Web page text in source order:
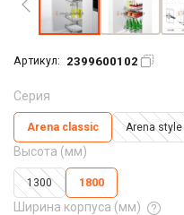
Артикул: 2399600102
Серия
Arena classic Arena style
Высота (мм)
1300 1800
Ширина корпуса (мм)